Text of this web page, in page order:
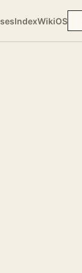
IndexWikiOS